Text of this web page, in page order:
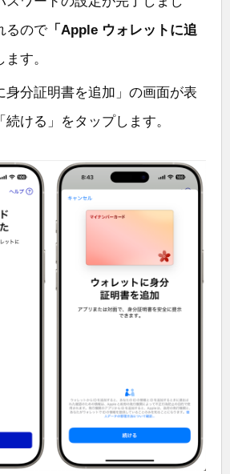
るので 「Apple ウォレットに追
ます。
身分証明書を追加」の画面が表
ける」をタップします。